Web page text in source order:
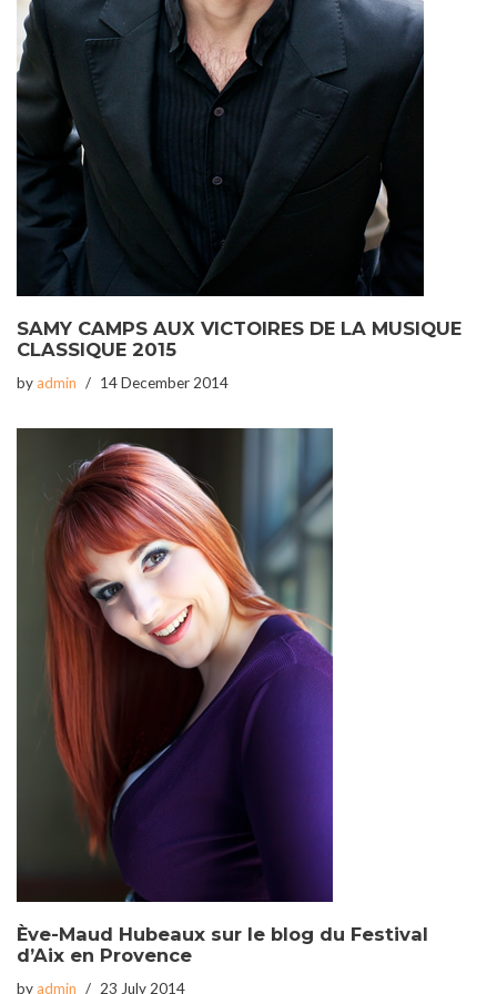
SAMY CAMPS AUX VICTOIRES DE LA MUSIQUE
CLASSIQUE 2015
byadmin 14 December 2014
Ève-Maud Hubeaux sur le blog du Festival
d’Aix en Provence
byadmin 23 July 2014